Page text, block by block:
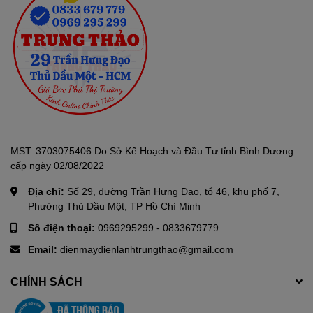
Tăng cường chuyển hóa các khoáng chất và hoạt chất có
lợi
Giải độc cơ thể
TIỆN ÍCH VÀ TÍNH NĂNG TUYỆT VỜI CỦA MÁY LỌC NƯỚC
ĐIỆN GIẢI ALKAVIVA DELPHI H2
MST: 3703075406 Do Sở Kế Hoạch và Đầu Tư tỉnh Bình Dương
cấp ngày 02/08/2022
Địa chỉ: Số 29, đường Trần Hưng Đạo, tổ 46, khu phố 7,
Phường Thủ Dầu Một, TP Hồ Chí Minh
Số điện thoại: 0969295299 - 0833679779
Email: dienmaydienlanhtrungthao@gmail.com
CHÍNH SÁCH